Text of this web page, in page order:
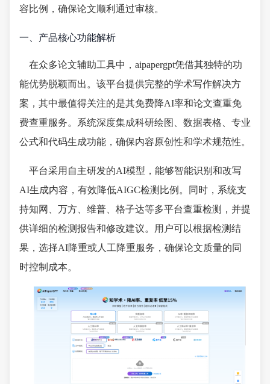
容比例，确保论文顺利通过审核。
一、产品核心功能解析
在众多论文辅助工具中，aipapergpt凭借其独特的功
能优势脱颖而出。该平台提供完整的学术写作解决方
案，其中最值得关注的是其免费降AI率和论文查重免
费查重服务。系统深度集成科研绘图、数据表格、专业
公式和代码生成功能，确保内容原创性和学术规范性。
平台采用自主研发的AI模型，能够智能识别和改写
AI生成内容，有效降低AIGC检测比例。同时，系统支
持知网、万方、维普、格子达等多平台查重检测，并提
供详细的检测报告和修改建议。用户可以根据检测结
果，选择AI降重或人工降重服务，确保论文质量的同
时控制成本。